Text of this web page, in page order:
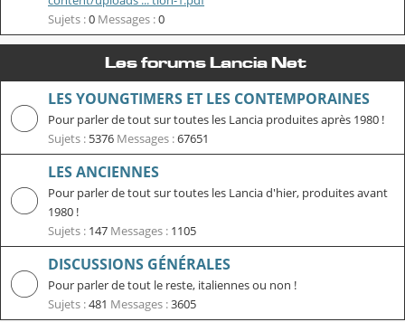
Sujets :0 Messages :0
Les forums Lancia Net
LES YOUNGTIMERS ET LES CONTEMPORAINES
Pour parler de tout sur toutes les Lancia produites après 1980 !
Sujets : 5376 Messages :67651
LES ANCIENNES
Pour parler de tout sur toutes les Lancia d'hier, produites avant
1980 !
Sujets : 147 Messages : 1105
DISCUSSIONS GÉNÉRALES
Pour parler de tout le reste, italiennes ou non !
Sujets :481 Messages :3605